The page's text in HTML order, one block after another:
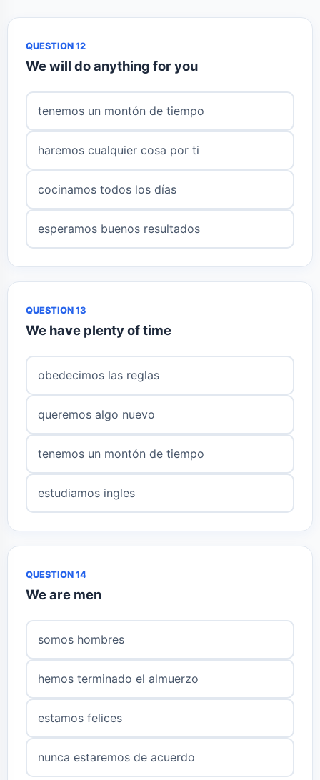
QUESTION 12
We will do anything for you
tenemos un montón de tiempo
haremos cualquier cosa por ti
cocinamos todos los días
esperamos buenos resultados
QUESTION 13
We have plenty of time
obedecimos las reglas
queremos algo nuevo
tenemos un montón de tiempo
estudiamos ingles
QUESTION 14
We are men
somos hombres
hemos terminado el almuerzo
estamos felices
nunca estaremos de acuerdo